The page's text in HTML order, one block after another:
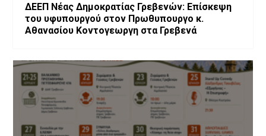
ΔΕΕΠ Νέας Δημοκρατίας Γρεβενών: Επίσκεψη
του υφυπουργού στον Πρωθυπουργο κ.
Αθανασίου Κοντογεωργη στα Γρεβενά